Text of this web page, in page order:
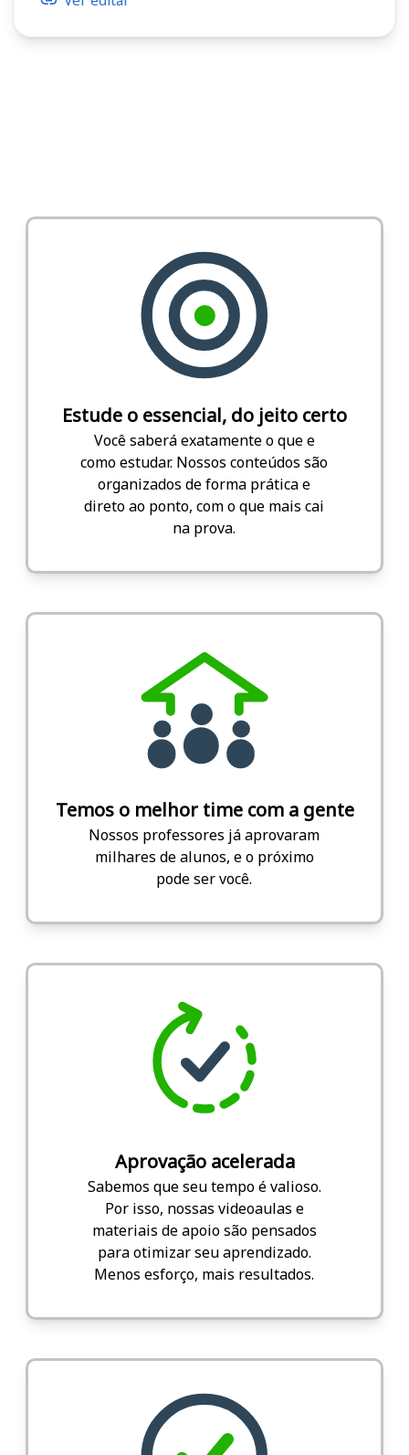
Estude o essencial, do jeito certo
Você saberá exatamente o que e
como estudar. Nossos conteúdos são
organizados de forma prática e
direto ao ponto, com o que mais cai
na prova.
Temos o melhor time com a gente
Nossos professores já aprovaram
milhares de alunos, e o próximo
pode ser você.
Aprovação acelerada
Sabemos que seu tempo é valioso.
Por isso, nossas videoaulas e
materiais de apoio são pensados
para otimizar seu aprendizado.
Menos esforço, mais resultados.